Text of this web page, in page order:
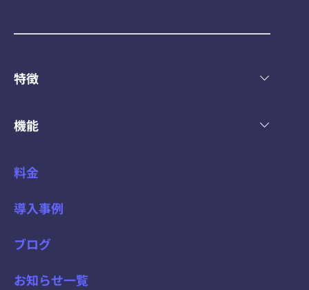
特徴
機能
料金
導入事例
ブログ
お知らせ一覧